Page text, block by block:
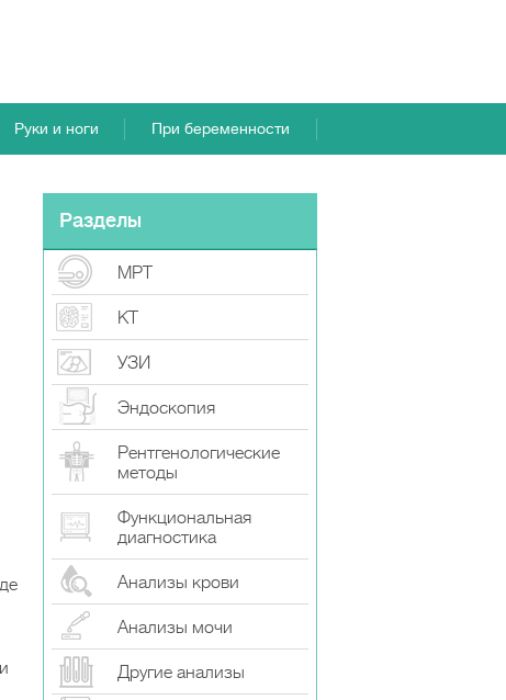
Руки и ноги При беременности
Разделы
МРТ
КТ
УЗИ
Эндоскопия
Рентгенологические
методы
Функциональная
диагностика
Анализы крови
Анализы мочи
Другие анализы